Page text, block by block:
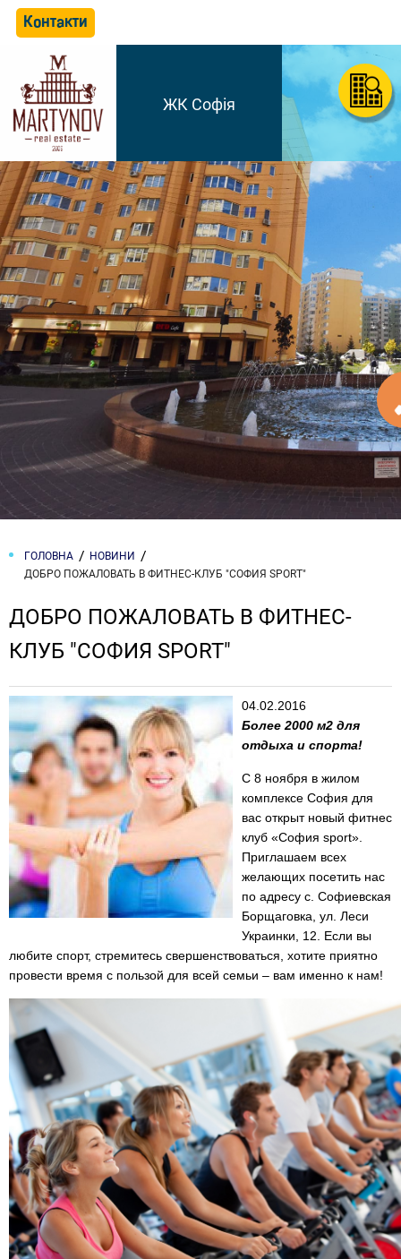
Контакти
ЖК Софія
ГОЛОВНА
НОВИНИ
ДОБРО ПОЖАЛОВАТЬ В ФИТНЕС-КЛУБ "СОФИЯ SPORT"
ДОБРО ПОЖАЛОВАТЬ В ФИТНЕС-
КЛУБ "СОФИЯ SPORT"
04.02.2016
Более 2000 м2 для
отдыха и спорта!
С 8 ноября в жилом
комплексе София для
вас открыт новый фитнес
клуб «София sport».
Приглашаем всех
желающих посетить нас
по адресу с. Софиевская
Борщаговка, ул. Леси
Украинки, 12. Если вы
любите спорт, стремитесь свершенствоваться, хотите приятно
провести время с пользой для всей семьи – вам именно к нам!